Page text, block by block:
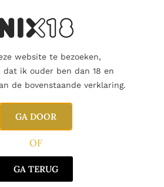
informatie
website te bezoeken,
dat ik ouder ben dan 18 en
de bovenstaande verklaring.
GA DOOR
OF
GA TERUG